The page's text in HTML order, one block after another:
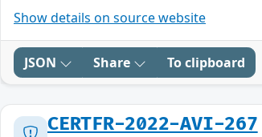
Show details on source website
JSON Share To clipboard
CERTFR-2022-AVI-267